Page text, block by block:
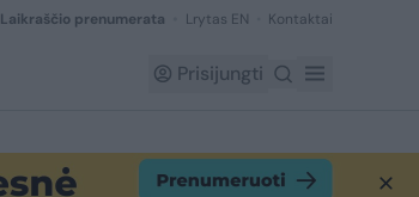
Laikraščio prenumerata Lrytas EN Kontaktai
Prisijungti